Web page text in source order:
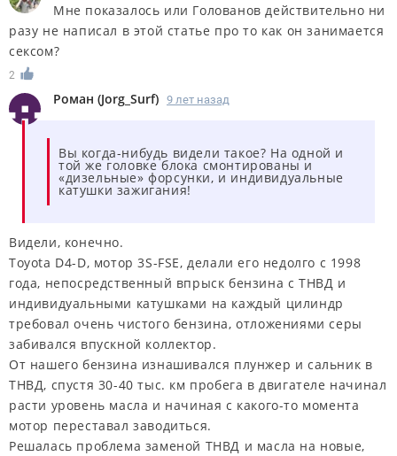
Мне показалось или Голованов действительно ни
разу не написал в этой статье про то как он занимается
сексом?
2
Роман (Jorg_Surf) 9 лет назад
Вы когда-нибудь видели такое? На одной и
той же головке блока смонтированы и
«дизельные» форсунки, и индивидуальные
катушки зажигания!
Видели, конечно.
Toyota D4-D, мотор 3S-FSE, делали его недолго с 1998
года, непосредственный впрыск бензина с ТНВД и
индивидуальными катушками на каждый цилиндр
требовал очень чистого бензина, отложениями серы
забивался впускной коллектор.
От нашего бензина изнашивался плунжер и сальник в
ТНВД, спустя 30-40 тыс. км пробега в двигателе начинал
расти уровень масла и начиная с какого-то момента
мотор переставал заводиться.
Решалась проблема заменой ТНВД и масла на новые,